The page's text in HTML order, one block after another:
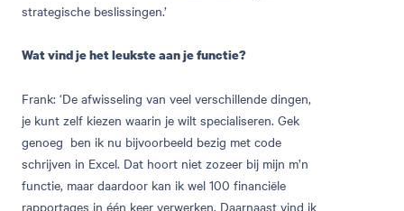
strategische beslissingen.’
Wat vind je het leukste aan je functie?
Frank: ‘De afwisseling van veel verschillende dingen,
je kunt zelf kiezen waarin je wilt specialiseren. Gek
genoeg ben ik nu bijvoorbeeld bezig met code
schrijven in Excel. Dat hoort niet zozeer bij mijn m’n
functie, maar daardoor kan ik wel 100 financiële
rapportages in één keer verwerken. Daarnaast vind ik